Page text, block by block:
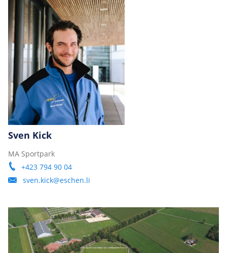
Sven Kick
MA Sportpark
+423 794 90 04
sven.kick@eschen.li